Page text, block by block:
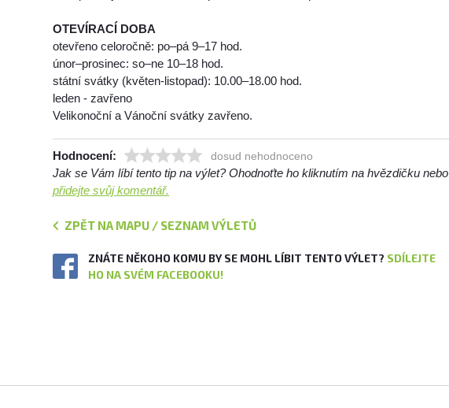
OTEVÍRACÍ DOBA
otevřeno celoročně: po–pá 9–17 hod.
únor–prosinec: so–ne 10–18 hod.
státní svátky (květen-listopad): 10.00–18.00 hod.
leden - zavřeno
Velikonoční a Vánoční svátky zavřeno.
Hodnocení: dosud nehodnoceno
Jak se Vám líbí tento tip na výlet? Ohodnoťte ho kliknutím na hvězdičku nebo
přidejte svůj komentář.
ZPĚT NA MAPU / SEZNAM VÝLETŮ
ZNÁTE NĚKOHO KOMU BY SE MOHL LÍBIT TENTO VÝLET? SDÍLEJTE
HO NA SVÉM FACEBOOKU!